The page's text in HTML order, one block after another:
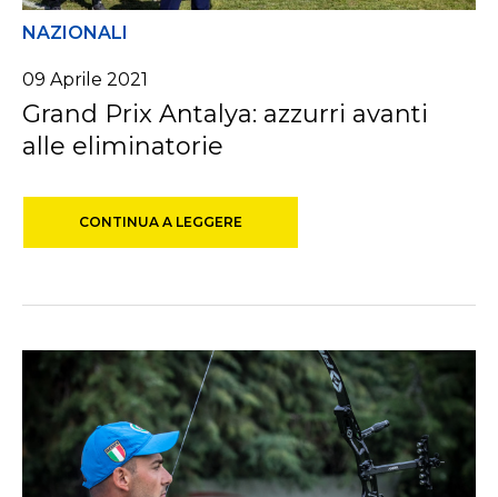
NAZIONALI
09 Aprile 2021
Grand Prix Antalya: azzurri avanti
alle eliminatorie
CONTINUA A LEGGERE